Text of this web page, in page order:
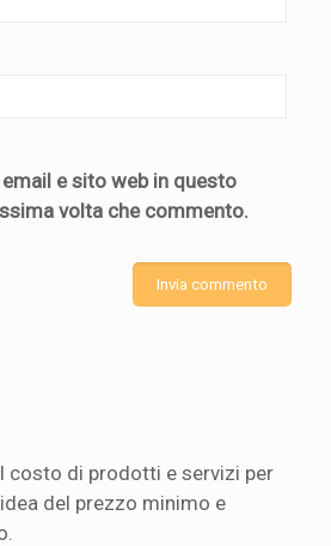
e sito web in questo
volta che commento.
costo di prodotti e servizi per
del prezzo minimo e